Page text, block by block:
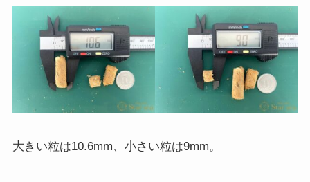
大きい粒は10.6mm、小さい粒は9mm。